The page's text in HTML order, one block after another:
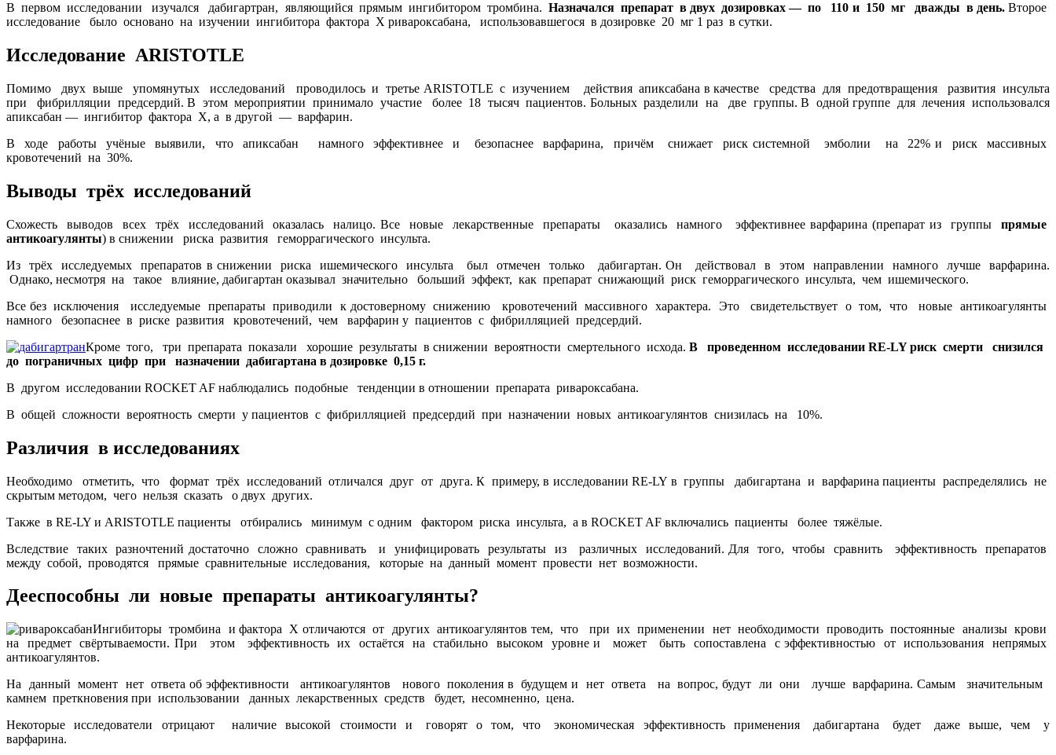
В первом исследовании изучался дабигартран, являющийся прямым ингибитором тромбина. Назначался препарат в двух дозировках — по 110 и 150 мг дважды в день.Второе
исследование было основано на изучении ингибитора фактора Х ривароксабана, использовавшегося в дозировке 20 мг 1 раз в сутки.
Исследование ARISTOTLE
Помимо двух выше упомянутых исследований проводилось и третье ARISTOTLE с изучением действия апиксабана в качестве средства для предотвращения развития инсульта
при фибрилляции предсердий. В этом мероприятии принимало участие более 18 тысяч пациентов. Больных разделили на две группы. В одной группе для лечения использовался
апиксабан — ингибитор фактора Х, а в другой — варфарин.
В ходе работы учёные выявили, что апиксабан намного эффективнее и безопаснее варфарина, причём снижает риск системной эмболии на 22% и риск массивных
кровотечений на 30%.
Выводы трёх исследований
Схожесть выводов всех трёх исследований оказалась налицо. Все новые лекарственные препараты оказались намного эффективнее варфарина (препарат из группы прямые
антикоагулянты) в снижении риска развития геморрагического инсульта.
Из трёх исследуемых препаратов в снижении риска ишемического инсульта был отмечен только дабигартан. Он действовал в этом направлении намного лучше варфарина.
Однако, несмотря на такое влияние, дабигартан оказывал значительно больший эффект, как препарат снижающий риск геморрагического инсульта, чем ишемического.
Все без исключения исследуемые препараты приводили к достоверному снижению кровотечений массивного характера. Это свидетельствует о том, что новые антикоагулянты
намного безопаснее в риске развития кровотечений, чем варфарин у пациентов с фибрилляцией предсердий.
Кроме того, три препарата показали хорошие результаты в снижении вероятности смертельного исхода. В проведенном исследовании RE-LY риск смерти снизился
до пограничных цифр при назначении дабигартана в дозировке 0,15 г.
В другом исследовании ROCKET AF наблюдались подобные тенденции в отношении препарата ривароксабана.
В общей сложности вероятность смерти у пациентов с фибрилляцией предсердий при назначении новых антикоагулянтов снизилась на 10%.
Различия в исследованиях
Необходимо отметить, что формат трёх исследований отличался друг от друга. К примеру, в исследовании RE-LY в группы дабигартана и варфарина пациенты распределялись не
скрытым методом, чего нельзя сказать о двух других.
Также в RE-LY и ARISTOTLE пациенты отбирались минимум с одним фактором риска инсульта, а в ROCKET AF включались пациенты более тяжёлые.
Вследствие таких разночтений достаточно сложно сравнивать и унифицировать результаты из различных исследований. Для того, чтобы сравнить эффективность препаратов
между собой, проводятся прямые сравнительные исследования, которые на данный момент провести нет возможности.
Дееспособны ли новые препараты антикоагулянты?
Ингибиторы тромбина и фактора Х отличаются от других антикоагулянтов тем, что при их применении нет необходимости проводить постоянные анализы крови
на предмет свёртываемости. При этом эффективность их остаётся на стабильно высоком уровне и может быть сопоставлена с эффективностью от использования непрямых
антикоагулянтов.
На данный момент нет ответа об эффективности антикоагулянтов нового поколения в будущем и нет ответа на вопрос, будут ли они лучше варфарина. Самым значительным
камнем преткновения при использовании данных лекарственных средств будет, несомненно, цена.
Некоторые исследователи отрицают наличие высокой стоимости и говорят о том, что экономическая эффективность применения дабигартана будет даже выше, чем у
варфарина.